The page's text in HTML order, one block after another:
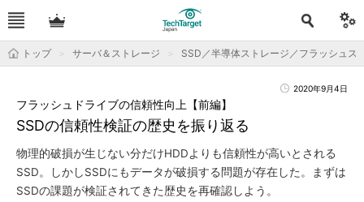
トップ サーバ＆ストレージ SSD／半導体ストレージ／フラッシュス
2020年9月4日
SSDの信頼性検証の歴史を振り返る
フラッシュドライブの信頼性向上【前編】
物理的破損が生じない分だけHDDよりも信頼性が高いとされる
SSD。しかしSSDにもデータが破損する問題が存在した。まずは
SSDの課題が検証されてきた歴史を再確認しよう。